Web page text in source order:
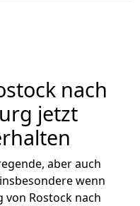
nach
jetzt
aber auch
wenn
von Rostock nach